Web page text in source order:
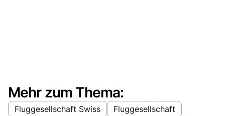
Mehr zum Thema:
Fluggesellschaft Swiss
Fluggesellschaft